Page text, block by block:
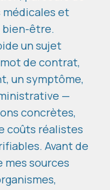
médicales et
bien-être.
un sujet
de contrat,
un symptôme,
—
concrètes,
coûts réalistes
Avant de
mes sources